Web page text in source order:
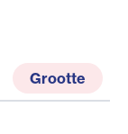
Grootte